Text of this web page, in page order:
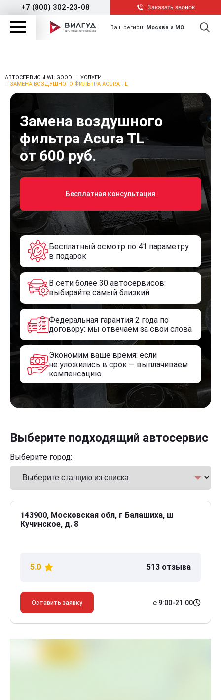
+7 (800) 302-23-08 Заказать звонок
Ваш регион: Москва и МО
АВТОСЕРВИСЫ WILGOOD
УСЛУГИ
ЗАМЕНА ВОЗДУШНОГО ФИЛЬТРА ACURA TL
Замена воздушного
фильтра Acura TL
от 600 руб.
Бесплатная консультация
Бесплатный осмотр по 41 параметру
в подарок
В сети более 30 автосервисов:
выбирайте самый близкий
Федеральная гарантия 2 года по
договору: мы отвечаем за свои слова
Экономим ваше время: если
не уложились в срок — выплачиваем
компенсацию
Выберите подходящий автосервис
Выберите город:
143900, Московская обл, г Балашиха, ш
Кучинское, д. 8
5.0 513 отзыва
Оставить заявку с 9:00-21:00